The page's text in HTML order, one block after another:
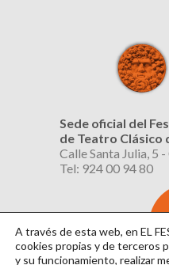
Sede oficial del
de Teatro Clásico
Calle Santa Julia, 5
Tel: 924 00 94 80
A través de esta web, en EL
cookies propias y de terceros
y su funcionamiento, realizar